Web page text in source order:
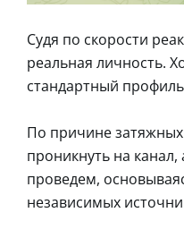
Судя по скорости
реальная личность.
стандартный
По причине
проникнуть на
проведем,
независимых